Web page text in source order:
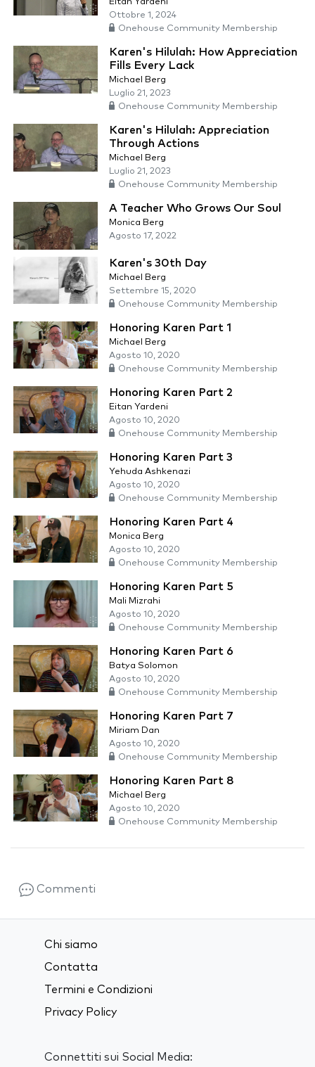
Eitan Yardeni
Ottobre 1, 2024
Onehouse Community Membership
Karen's Hilulah: How Appreciation
Fills Every Lack
Michael Berg
Luglio 21, 2023
Onehouse Community Membership
Karen's Hilulah: Appreciation
Through Actions
Michael Berg
Luglio 21, 2023
Onehouse Community Membership
A Teacher Who Grows Our Soul
Monica Berg
Agosto 17, 2022
Karen's 30th Day
Michael Berg
Settembre 15, 2020
Onehouse Community Membership
Honoring Karen Part 1
Michael Berg
Agosto 10, 2020
Onehouse Community Membership
Honoring Karen Part 2
Eitan Yardeni
Agosto 10, 2020
Onehouse Community Membership
Honoring Karen Part 3
Yehuda Ashkenazi
Agosto 10, 2020
Onehouse Community Membership
Honoring Karen Part 4
Monica Berg
Agosto 10, 2020
Onehouse Community Membership
Honoring Karen Part 5
Mali Mizrahi
Agosto 10, 2020
Onehouse Community Membership
Honoring Karen Part 6
Batya Solomon
Agosto 10, 2020
Onehouse Community Membership
Honoring Karen Part 7
Miriam Dan
Agosto 10, 2020
Onehouse Community Membership
Honoring Karen Part 8
Michael Berg
Agosto 10, 2020
Onehouse Community Membership
Commenti
Chi siamo
Contatta
Termini e Condizioni
Privacy Policy
Connettiti sui Social Media: